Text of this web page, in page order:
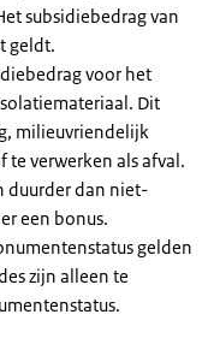
subsidiebedrag van
geldt.
voor het
Dit
milieuvriendelijk
te verwerken als afval.
duurder dan niet-
een bonus.
gelden
zijn alleen te